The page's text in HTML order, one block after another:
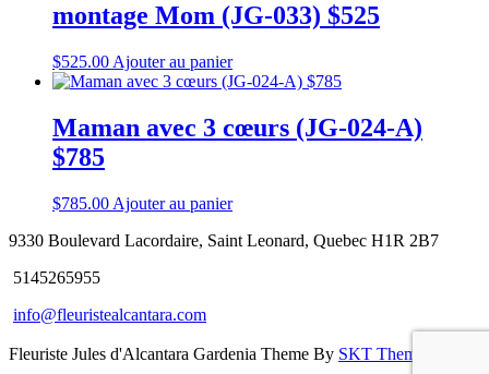
montage Mom (JG-033) $525
$525.00 Ajouter au panier
Maman avec 3 cœurs (JG-024-A)
$785
$785.00 Ajouter au panier
9330 Boulevard Lacordaire, Saint Leonard, Quebec H1R 2B7
5145265955
info@fleuristealcantara.com
Fleuriste Jules d'Alcantara Gardenia Theme By SKT Themes